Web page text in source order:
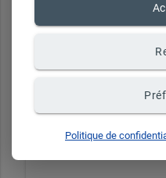
Non
Politique de